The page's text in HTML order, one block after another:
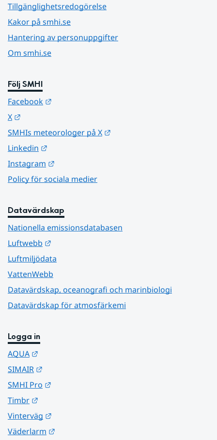
Tillgänglighetsredogörelse
Kakor på smhi.se
Hantering av personuppgifter
Om smhi.se
Följ SMHI
Facebook
X
SMHIs meteorologer på X
Linkedin
Instagram
Policy för sociala medier
Datavärdskap
Nationella emissionsdatabasen
Luftwebb
Luftmiljödata
VattenWebb
Datavärdskap, oceanografi och marinbiologi
Datavärdskap för atmosfärkemi
Logga in
AQUA
SIMAIR
SMHI Pro
Timbr
Vinterväg
Väderlarm